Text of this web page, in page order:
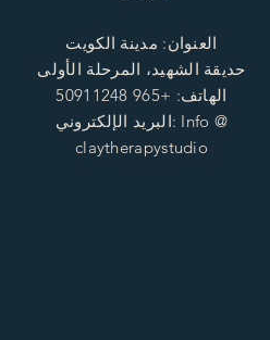
العنوان: مدينة الكويت
حديقة الشهيد، المرحلة الأولى
الهاتف: +965 50911248
البريد الإلكتروني: Info @
claytherapystudio